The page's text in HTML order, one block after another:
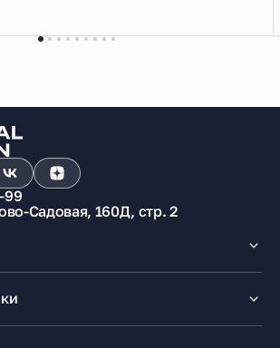
99
Садовая, 160Д, стр. 2